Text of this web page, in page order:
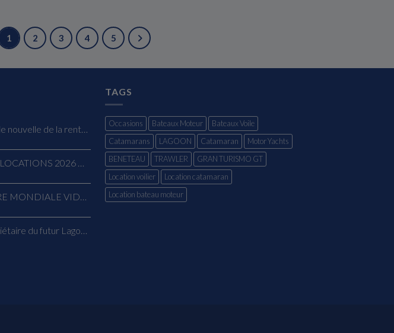
1 2 3 4 5
Beneteau : Grande nouvelle de la rentrée !
RÉSERVATIONS LOCATIONS 2026 OFFRE EXCLUSIVE
AVANT PREMIERE MONDIALE VIDEO - EIGHTY 2 LAGOON
WANTED : Propriétaire du futur Lagoon 38 – Modèle 2026
TAGS
Occasions Bateaux Moteur
Bateaux Voile
Catamarans
LAGOON Catamaran
Motor Yachts
BENETEAU
TRAWLER
GRAN TURISMO GT
Location voilier
Location catamaran
Location bateau moteur